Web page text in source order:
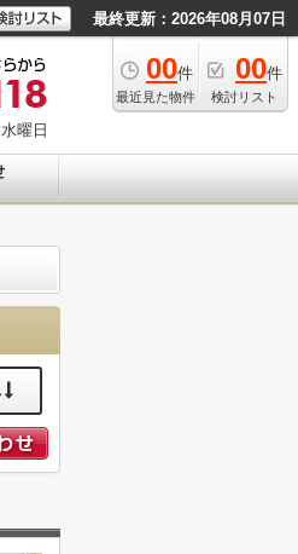
最終更新：2026年08月07日
00件
最近見た物件
00件
検討リスト
曜日